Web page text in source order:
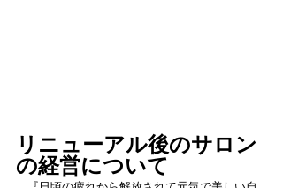
リニューアル後のサロン
の経営について